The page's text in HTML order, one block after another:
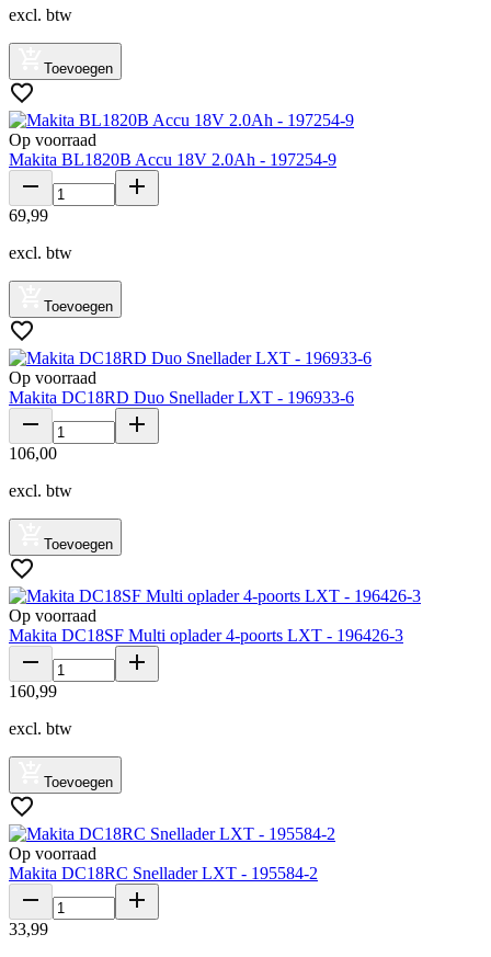
excl. btw
Toevoegen
Op voorraad
Makita BL1820B Accu 18V 2.0Ah - 197254-9
69,99
excl. btw
Toevoegen
Op voorraad
Makita DC18RD Duo Snellader LXT - 196933-6
106,00
excl. btw
Toevoegen
Op voorraad
Makita DC18SF Multi oplader 4-poorts LXT - 196426-3
160,99
excl. btw
Toevoegen
Op voorraad
Makita DC18RC Snellader LXT - 195584-2
33,99